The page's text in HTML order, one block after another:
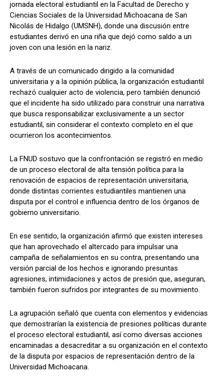
jornada electoral estudiantil en la Facultad de Derecho y
Ciencias Sociales de la Universidad Michoacana de San
Nicolás de Hidalgo (UMSNH), donde una discusión entre
estudiantes derivó en una riña que dejó como saldo a un
joven con una lesión en la nariz.
A través de un comunicado dirigido a la comunidad
universitaria y a la opinión pública, la organización estudiantil
rechazó cualquier acto de violencia, pero también denunció
que el incidente ha sido utilizado para construir una narrativa
que busca responsabilizar exclusivamente a un sector
estudiantil, sin considerar el contexto completo en el que
ocurrieron los acontecimientos.
La FNUD sostuvo que la confrontación se registró en medio
de un proceso electoral de alta tensión política para la
renovación de espacios de representación universitaria,
donde distintas corrientes estudiantiles mantienen una
disputa por el control e influencia dentro de los órganos de
gobierno universitario.
En ese sentido, la organización afirmó que existen intereses
que han aprovechado el altercado para impulsar una
campaña de señalamientos en su contra, presentando una
versión parcial de los hechos e ignorando presuntas
agresiones, intimidaciones y actos de presión que, aseguran,
también fueron sufridos por integrantes de su movimiento.
La agrupación señaló que cuenta con elementos y evidencias
que demostrarían la existencia de presiones políticas durante
el proceso electoral estudiantil, así como diversas acciones
encaminadas a desacreditar a su organización en el contexto
de la disputa por espacios de representación dentro de la
Universidad Michoacana.